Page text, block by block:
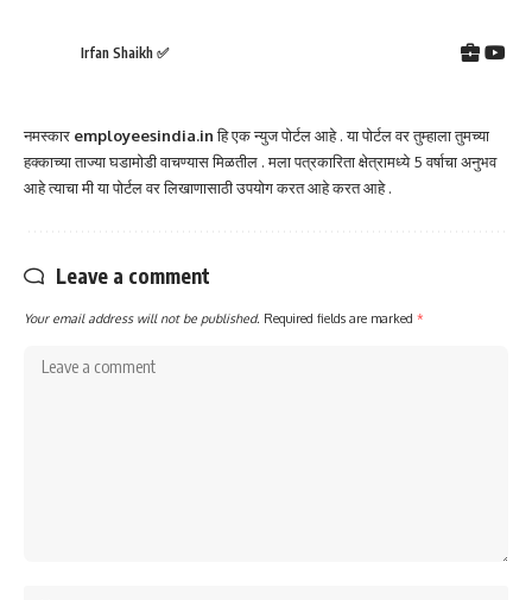
Irfan Shaikh ✅
नमस्कार employeesindia.inहि एक न्युज पोर्टल आहे . या पोर्टल वर तुम्हाला तुमच्या
हक्काच्या ताज्या घडामोडी वाचण्यास मिळतील . मला पत्रकारिता क्षेत्रामध्ये 5 वर्षाचा अनुभव
आहे त्याचा मी या पोर्टल वर लिखाणासाठी उपयोग करत आहे करत आहे .
Leave a comment
Your email address will not be published. Required fields are marked *